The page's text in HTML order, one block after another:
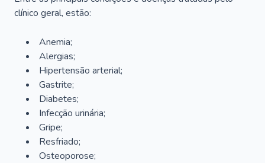
clínico geral, estão:
Anemia;
Alergias;
Hipertensão arterial;
Gastrite;
Diabetes;
Infecção urinária;
Gripe;
Resfriado;
Osteoporose;